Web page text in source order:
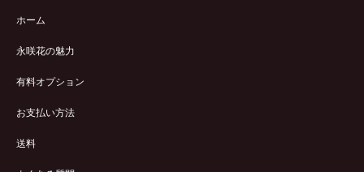
ホーム
永咲花の魅力
有料オプション
お支払い方法
送料